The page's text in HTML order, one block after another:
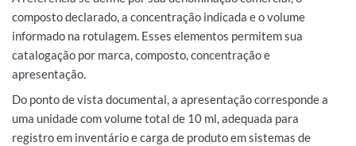
composto declarado, a concentração indicada e o volume
informado na rotulagem. Esses elementos permitem sua
catalogação por marca, composto, concentração e
apresentação.
Do ponto de vista documental, a apresentação corresponde a
uma unidade com volume total de 10 ml, adequada para
registro em inventário e carga de produto em sistemas de